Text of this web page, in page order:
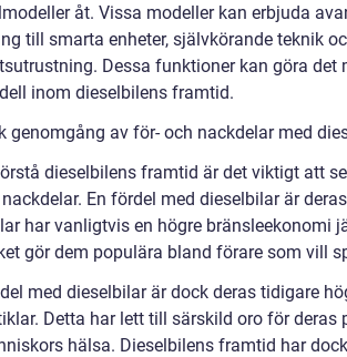
åt. Vissa modeller kan erbjuda
till smarta enheter, självkörande teknik
Dessa funktioner kan göra det
inom dieselbilens framtid.
genomgång av för- och nackdelar med
dieselbilens framtid är det viktigt att
En fördel med dieselbilar är
har vanligtvis en högre bränsleekonomi
gör dem populära bland förare som vill
med dieselbilar är dock deras tidigare
Detta har lett till särskild oro för deras
hälsa. Dieselbilens framtid har